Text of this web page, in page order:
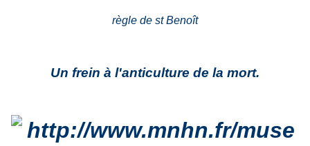
règle de st Benoît
Un frein à l'anticulture de la mort.